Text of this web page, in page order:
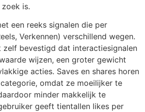
is.
een reeks signalen die per
Verkennen) verschillend wegen.
bevestigd dat interactiesignalen
wijzen, een groter gewicht
acties. Saves en shares horen
omdat ze moeilijker te
minder makkelijk te
geeft tientallen likes per